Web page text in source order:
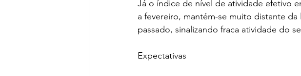
Já o índice de nível de atividade efetivo
a fevereiro, mantém-se muito distante
passado, sinalizando fraca atividade do
Expectativas